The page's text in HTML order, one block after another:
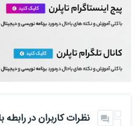
نظرات کاربران در رابطه